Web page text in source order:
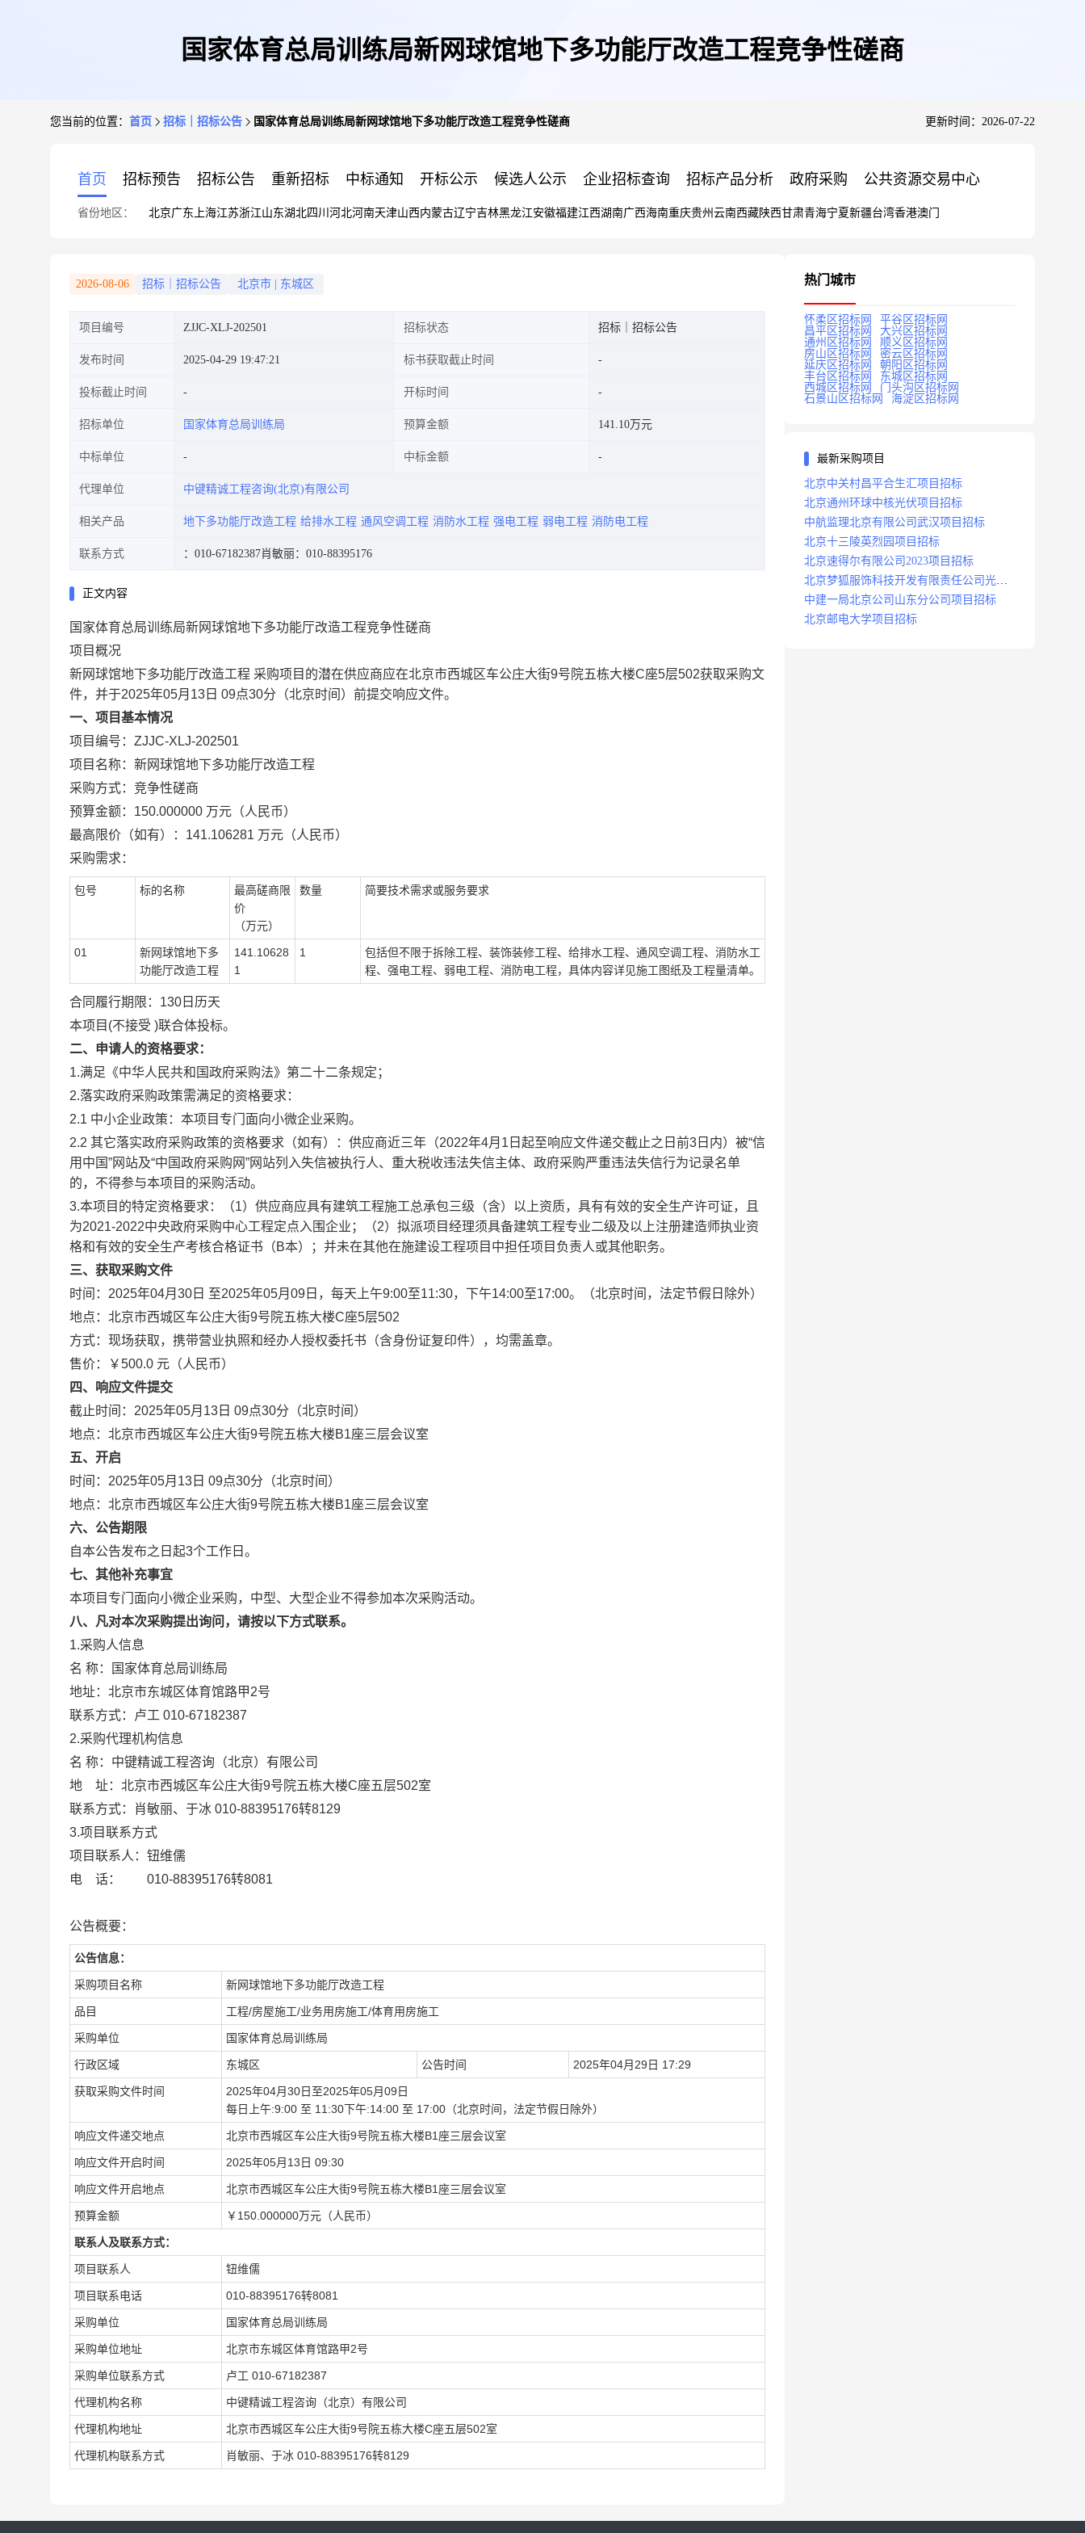
国家体育总局训练局新网球馆地下多功能厅改造工程竞争性磋商
您当前的位置： 首页 招标｜招标公告 国家体育总局训练局新网球馆地下多功能厅改造工程竞争性磋商 更新时间：2026-07-22
首页 招标预告 招标公告 重新招标 中标通知 开标公示 候选人公示 企业招标查询 招标产品分析 政府采购 公共资源交易中心
省份地区： 北京广东 上海江苏浙江山东湖北四川 河北河南天津山西内蒙古辽宁吉林黑龙江安徽福建江西湖南广西海南重庆贵州 云南西藏陕西甘肃青海宁夏新疆台湾香港澳门
2026-08-06 招标｜招标公告 北京市 东城区
项目编号 ZJJC-XLJ-202501 招标状态 招标｜招标公告
发布时间 2025-04-29 19:47:21 标书获取截止时间
投标截止时间 开标时间
招标单位 国家体育总局训练局 预算金额 141.10万元
中标单位 中标金额
代理单位 中键精诚工程咨询(北京)有限公司
相关产品 地下多功能厅改造工程 给排水工程 通风空调工程 消防水工程 强电工程 弱电工程 消防电工程
联系方式 ：010-67182387肖敏丽：010-88395176
正文内容
国家体育总局训练局新网球馆地下多功能厅改造工程竞争性磋商
项目概况
新网球馆地下多功能厅改造工程 采购项目的潜在供应商应在北京市西城区车公庄大街9号院五栋大楼C座5层502获取采购文
件，并于2025年05月13日 09点30分（北京时间）前提交响应文件。
一、项目基本情况
项目编号：ZJJC-XLJ-202501
项目名称：新网球馆地下多功能厅改造工程
采购方式：竞争性磋商
预算金额：150.000000 万元（人民币）
最高限价（如有）：141.106281 万元（人民币）
采购需求：
包号 标的名称
最高磋商限
价
（万元）
数量 简要技术需求或服务要求
01
新网球馆地下多
功能厅改造工程
141.10628
1
1
包括但不限于拆除工程、装饰装修工程、给排水工程、通风空调工程、消防水工
程、强电工程、弱电工程、消防电工程，具体内容详见施工图纸及工程量清单。
合同履行期限：130日历天
本项目(不接受 )联合体投标。
二、申请人的资格要求：
1.满足《中华人民共和国政府采购法》第二十二条规定；
2.落实政府采购政策需满足的资格要求：
2.1 中小企业政策：本项目专门面向小微企业采购。
2.2 其它落实政府采购政策的资格要求（如有）：供应商近三年（2022年4月1日起至响应文件递交截止之日前3日内）被“信
用中国”网站及“中国政府采购网”网站列入失信被执行人、重大税收违法失信主体、政府采购严重违法失信行为记录名单
的，不得参与本项目的采购活动。
3.本项目的特定资格要求：（1）供应商应具有建筑工程施工总承包三级（含）以上资质，具有有效的安全生产许可证，且
为2021-2022中央政府采购中心工程定点入围企业；（2）拟派项目经理须具备建筑工程专业二级及以上注册建造师执业资
格和有效的安全生产考核合格证书（B本）；并未在其他在施建设工程项目中担任项目负责人或其他职务。
三、获取采购文件
时间：2025年04月30日 至2025年05月09日，每天上午9:00至11:30，下午14:00至17:00。（北京时间，法定节假日除外）
地点：北京市西城区车公庄大街9号院五栋大楼C座5层502
方式：现场获取，携带营业执照和经办人授权委托书（含身份证复印件），均需盖章。
售价：￥500.0 元（人民币）
四、响应文件提交
截止时间：2025年05月13日 09点30分（北京时间）
地点：北京市西城区车公庄大街9号院五栋大楼B1座三层会议室
五、开启
时间：2025年05月13日 09点30分（北京时间）
地点：北京市西城区车公庄大街9号院五栋大楼B1座三层会议室
六、公告期限
自本公告发布之日起3个工作日。
七、其他补充事宜
本项目专门面向小微企业采购，中型、大型企业不得参加本次采购活动。
八、凡对本次采购提出询问，请按以下方式联系。
1.采购人信息
名 称：国家体育总局训练局
地址：北京市东城区体育馆路甲2号
联系方式：卢工 010-67182387
2.采购代理机构信息
名 称：中键精诚工程咨询（北京）有限公司
地 址：北京市西城区车公庄大街9号院五栋大楼C座五层502室
联系方式：肖敏丽、于冰 010-88395176转8129
3.项目联系方式
项目联系人：钮维儒
电 话： 010-88395176转8081
公告概要：
公告信息：
采购项目名称 新网球馆地下多功能厅改造工程
品目 工程/房屋施工/业务用房施工/体育用房施工
采购单位 国家体育总局训练局
行政区域 东城区 公告时间 2025年04月29日 17:29
获取采购文件时间
2025年04月30日至2025年05月09日
每日上午:9:00 至 11:30下午:14:00 至 17:00（北京时间，法定节假日除外）
响应文件递交地点 北京市西城区车公庄大街9号院五栋大楼B1座三层会议室
响应文件开启时间 2025年05月13日 09:30
响应文件开启地点 北京市西城区车公庄大街9号院五栋大楼B1座三层会议室
预算金额 ￥150.000000万元（人民币）
联系人及联系方式：
项目联系人 钮维儒
项目联系电话 010-88395176转8081
采购单位 国家体育总局训练局
采购单位地址 北京市东城区体育馆路甲2号
采购单位联系方式 卢工 010-67182387
代理机构名称 中键精诚工程咨询（北京）有限公司
代理机构地址 北京市西城区车公庄大街9号院五栋大楼C座五层502室
代理机构联系方式 肖敏丽、于冰 010-88395176转8129
热门城市
怀柔区招标网
平谷区招标网
昌平区招标网
大兴区招标网
通州区招标网
顺义区招标网
房山区招标网
密云区招标网
延庆区招标网
朝阳区招标网
丰台区招标网
东城区招标网
西城区招标网
门头沟区招标网
石景山区招标网
海淀区招标网
最新采购项目
北京中关村昌平合生汇项目招标
北京通州环球中核光伏项目招标
中航监理北京有限公司武汉项目招标
北京十三陵英烈园项目招标
北京速得尔有限公司2023项目招标
北京梦狐服饰科技开发有限责任公司光绿
能项目招标公告
中建一局北京公司山东分公司项目招标
北京邮电大学项目招标